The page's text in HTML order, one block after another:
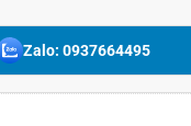
Zalo: 0937664495